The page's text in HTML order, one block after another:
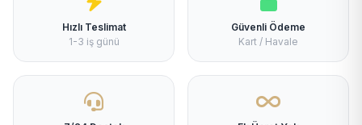
Hızlı Teslimat
1-3 iş günü
Güvenli Ödeme
Kart / Havale